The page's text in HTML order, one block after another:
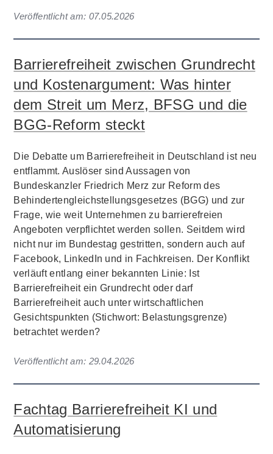
Veröffentlicht am: 07.05.2026
Barrierefreiheit zwischen Grundrecht
und Kostenargument: Was hinter
dem Streit um Merz, BFSG und die
BGG-Reform steckt
Die Debatte um Barrierefreiheit in Deutschland ist neu
entflammt. Auslöser sind Aussagen von
Bundeskanzler Friedrich Merz zur Reform des
Behindertengleichstellungsgesetzes (BGG) und zur
Frage, wie weit Unternehmen zu barrierefreien
Angeboten verpflichtet werden sollen. Seitdem wird
nicht nur im Bundestag gestritten, sondern auch auf
Facebook, LinkedIn und in Fachkreisen. Der Konflikt
verläuft entlang einer bekannten Linie: Ist
Barrierefreiheit ein Grundrecht oder darf
Barrierefreiheit auch unter wirtschaftlichen
Gesichtspunkten (Stichwort: Belastungsgrenze)
betrachtet werden?
Veröffentlicht am: 29.04.2026
Fachtag Barrierefreiheit KI und
Automatisierung